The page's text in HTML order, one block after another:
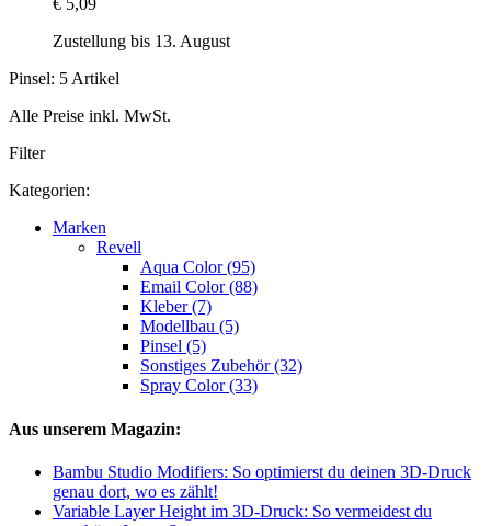
€ 5,09
Zustellung bis 13. August
Pinsel: 5 Artikel
Alle Preise inkl. MwSt.
Filter
Kategorien:
Marken
Revell
Aqua Color (95)
Email Color (88)
Kleber (7)
Modellbau (5)
Pinsel (5)
Sonstiges Zubehör (32)
Spray Color (33)
Aus unserem Magazin:
Bambu Studio Modifiers: So optimierst du deinen 3D-Druck
genau dort, wo es zählt!
Variable Layer Height im 3D-Druck: So vermeidest du